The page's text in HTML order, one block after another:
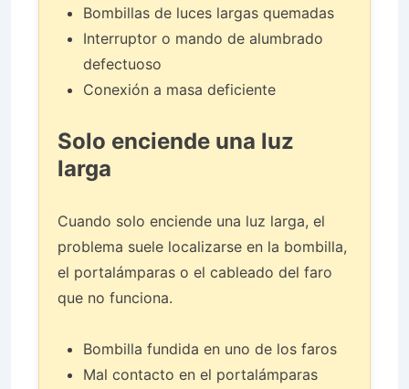
Bombillas de luces largas quemadas
Interruptor o mando de alumbrado
defectuoso
Conexión a masa deficiente
Solo enciende una luz
larga
Cuando solo enciende una luz larga, el
problema suele localizarse en la bombilla,
el portalámparas o el cableado del faro
que no funciona.
Bombilla fundida en uno de los faros
Mal contacto en el portalámparas